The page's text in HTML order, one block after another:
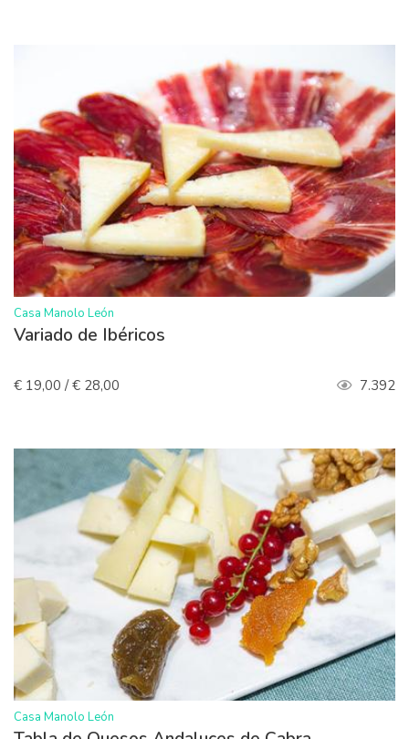
>
Casa Manolo León
Variado de Ibéricos
€ 19,00 / € 28,00 7.392
>
Casa Manolo León